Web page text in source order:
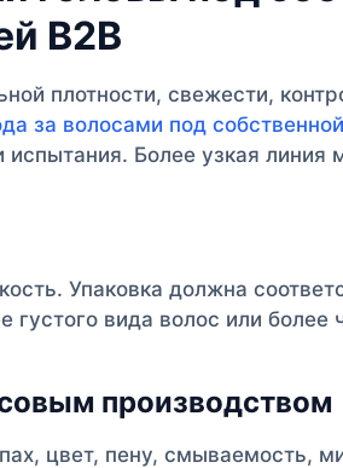
B2B
плотности, свежести,
за волосами под
Более узкая линия
Упаковка должна
вида волос или более
производством
цвет, пену, смываемость,